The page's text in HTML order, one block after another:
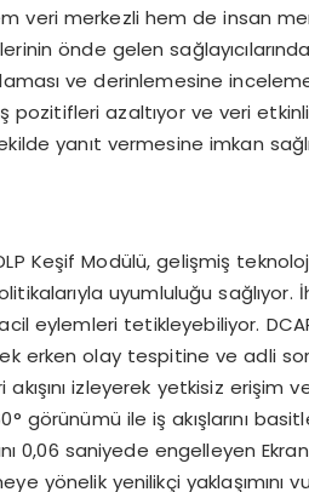
veri merkezli hem de insan
önde gelen
ve derinlemesine
pozitifleri azaltıyor ve veri
yanıt vermesine imkan
Keşif Modülü, gelişmiş
uyumluluğu sağlıyor.
eylemleri tetikleyebiliyor.
erken olay tespitine ve adli
izleyerek yetkisiz erişim
görünümü ile iş akışlarını
0,06 saniyede engelleyen
yönelik yenilikçi yaklaşımını